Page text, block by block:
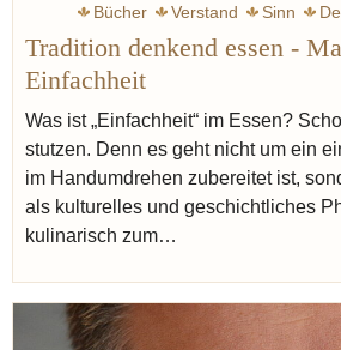
Bücher Verstand Sinn
Tradition denkend essen -
Einfachheit
Was ist „Einfachheit“ im Essen?
stutzen. Denn es geht nicht um ein
im Handumdrehen zubereitet ist,
als kulturelles und geschichtliches
kulinarisch zum…